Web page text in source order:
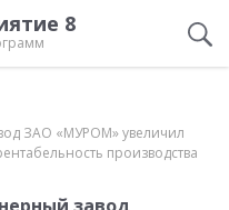
8
ЗАО «МУРОМ» увеличил
производства